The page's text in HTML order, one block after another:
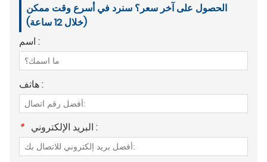
الحصول على آخر سعر؟ سنرد في أسرع وقت ممكن
(خلال 12 ساعة)
اسم :
هاتف :
* البريد الإلكتروني :